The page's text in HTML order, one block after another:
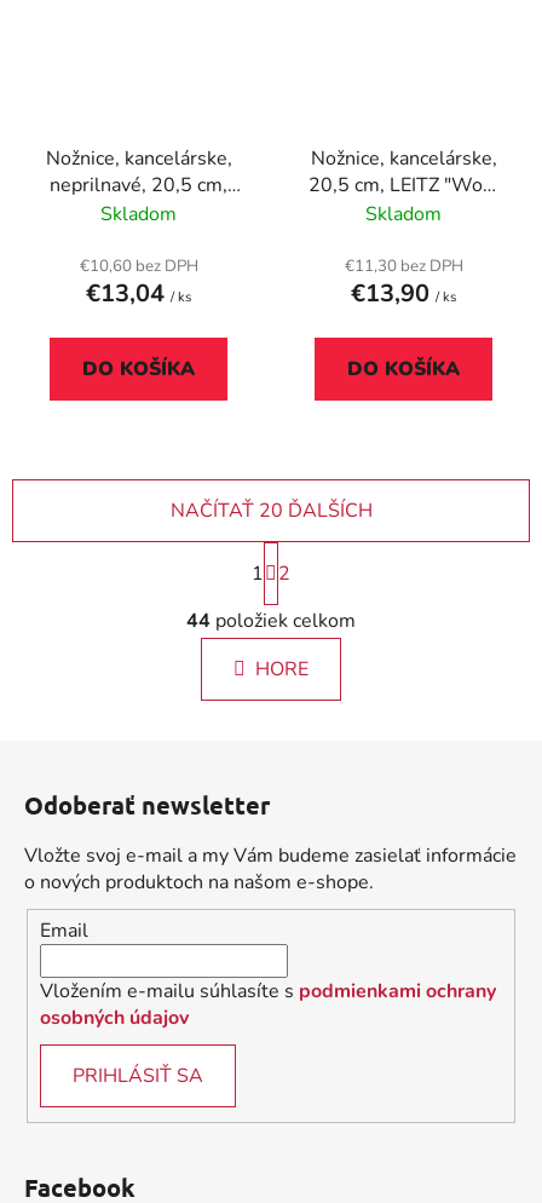
Nožnice, kancelárske,
neprilnavé, 20,5 cm,
LEITZ "Titán", čierne
Skladom
€10,60 bez DPH
€13,04 / ks
DO KOŠÍKA
Nožnice, kancelárske,
20,5 cm, LEITZ "Wow
Titán", biela
Skladom
€11,30 bez DPH
€13,90 / ks
DO KOŠÍKA
O
v
l
á
d
e
p
r
v
k
y
v
ý
NAČÍTAŤ 20 ĎALŠÍCH
S
t
r
á
n
k
e
1
2
44 položiek celkom
HORE
Odoberať newsletter
Vložte svoj e-mail a my Vám budeme zasielať informácie
o nových produktoch na našom e-shope.
Email
Vložením e-mailu súhlasíte s podmienkami ochrany
osobných údajov
PRIHLÁSIŤ SA
Facebook